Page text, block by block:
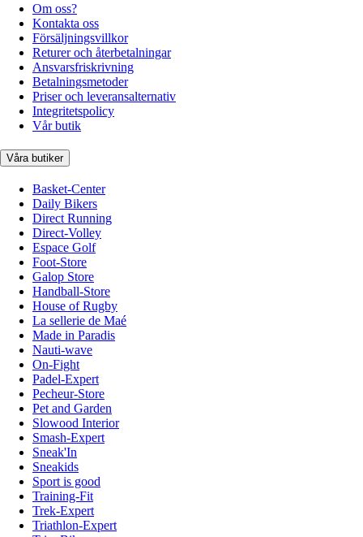
Om oss?
Kontakta oss
Försäljningsvillkor
Returer och återbetalningar
Ansvarsfriskrivning
Betalningsmetoder
Priser och leveransalternativ
Integritetspolicy
Vår butik
Våra butiker
Basket-Center
Daily Bikers
Direct Running
Direct-Volley
Espace Golf
Foot-Store
Galop Store
Handball-Store
House of Rugby
La sellerie de Maé
Made in Paradis
Nauti-wave
On-Fight
Padel-Expert
Pecheur-Store
Pet and Garden
Slowood Interior
Smash-Expert
Sneak'In
Sneakids
Sport is good
Training-Fit
Trek-Expert
Triathlon-Expert